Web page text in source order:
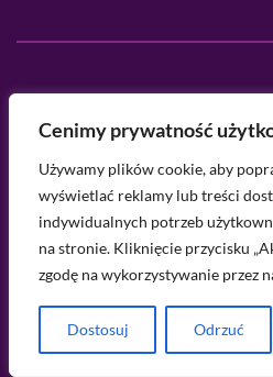
Cenimy prywatność
Używamy plików cookie, aby
wyświetlać reklamy lub treści
indywidualnych potrzeb
na stronie. Kliknięcie przycisku
zgodę na wykorzystywanie przez
Dostosuj Odrzuć
Porcelain Doll to blog